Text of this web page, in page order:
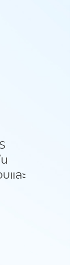
และ